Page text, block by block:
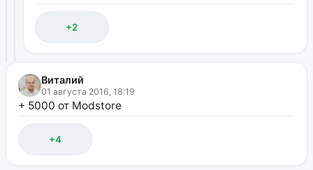
+2
Виталий
01 августа 2016, 18:19
+ 5000 от Modstore
+4